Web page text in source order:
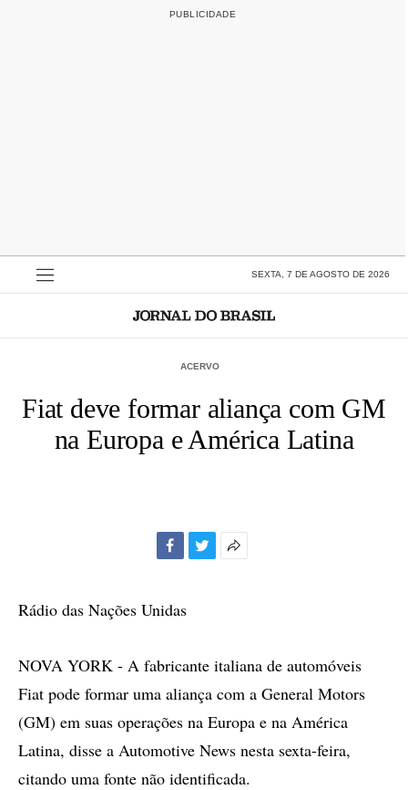
SEXTA, 7 DE AGOSTO DE 2026
ACERVO
Fiat deve formar aliança com GM
na Europa e América Latina
Rádio das Nações Unidas
NOVA YORK - A fabricante italiana de automóveis
Fiat pode formar uma aliança com a General Motors
(GM) em suas operações na Europa e na América
Latina, disse a Automotive News nesta sexta-feira,
citando uma fonte não identificada.